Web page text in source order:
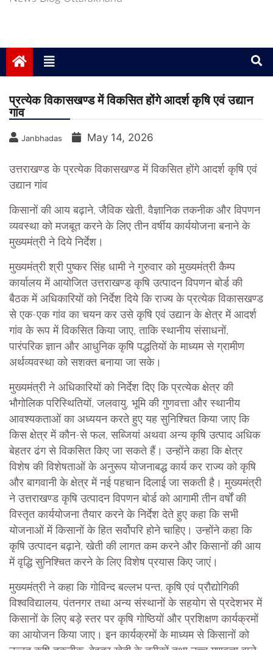
प्रत्येक विकासखण्ड में विकसित होंगे आदर्श कृषि एवं उद्यान
गांव
Janbhadas May 14, 2026
उत्तराखण्ड के प्रत्येक विकासखण्ड में विकसित होंगे आदर्श कृषि एवं
उद्यान गांव
किसानों की आय बढ़ाने, जैविक खेती, वैज्ञानिक तकनीक और विपणन
व्यवस्था को मजबूत करने के लिए तीन वर्षीय कार्ययोजना बनाने के
मुख्यमंत्री ने दिये निर्देश।
मुख्यमंत्री श्री पुष्कर सिंह धामी ने गुरुवार को मुख्यमंत्री कैम्प
कार्यालय में आयोजित उत्तराखण्ड कृषि उत्पादन विपणन बोर्ड की
बैठक में अधिकारियों को निर्देश दिये कि राज्य के प्रत्येक विकासखण्ड
से एक-एक गांव का चयन कर उसे कृषि एवं उद्यान के क्षेत्र में आदर्श
गांव के रूप में विकसित किया जाए, ताकि स्थानीय संसाधनों,
पारंपरिक ज्ञान और आधुनिक कृषि पद्धतियों के माध्यम से ग्रामीण
अर्थव्यवस्था को सशक्त बनाया जा सके।
मुख्यमंत्री ने अधिकारियों को निर्देश दिए कि प्रत्येक क्षेत्र की
भौगोलिक परिस्थितियों, जलवायु, भूमि की गुणवत्ता और स्थानीय
आवश्यकताओं का अध्ययन करते हुए यह सुनिश्चित किया जाए कि
किस क्षेत्र में कौन-से फल, सब्जियां अथवा अन्य कृषि उत्पाद अधिक
बेहतर ढंग से विकसित किए जा सकते हैं। उन्होंने कहा कि क्षेत्र
विशेष की विशेषताओं के अनुरूप योजनाबद्ध कार्य कर राज्य को कृषि
और बागवानी के क्षेत्र में नई पहचान दिलाई जा सकती है। मुख्यमंत्री
ने उत्तराखण्ड कृषि उत्पादन विपणन बोर्ड को आगामी तीन वर्षों की
विस्तृत कार्ययोजना तैयार करने के निर्देश देते हुए कहा कि सभी
योजनाओं में किसानों के हित सर्वोपरि होने चाहिए। उन्होंने कहा कि
कृषि उत्पादन बढ़ाने, खेती की लागत कम करने और किसानों की आय
में वृद्धि सुनिश्चित करने के लिए विशेष प्रयास किए जाएं।
मुख्यमंत्री ने कहा कि गोविन्द बल्लभ पन्त, कृषि एवं प्रौद्योगिकी
विश्वविद्यालय, पंतनगर तथा अन्य संस्थानों के सहयोग से प्रदेशभर में
किसानों के लिए बड़े स्तर पर कृषि गोष्ठियों और प्रशिक्षण कार्यक्रमों
का आयोजन किया जाए। इन कार्यक्रमों के माध्यम से किसानों को